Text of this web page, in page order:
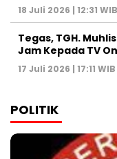
18 Juli 2026 | 12:31 WIB
Tegas, TGH.
Jam Kepada TV
17 Juli 2026 | 17:11 WIB
POLITIK